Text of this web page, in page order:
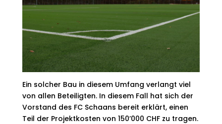
Ein solcher Bau in diesem Umfang verlangt viel
von allen Beteiligten. In diesem Fall hat sich der
Vorstand des FC Schaans bereit erklärt, einen
Teil der Projektkosten von 150’000 CHF zu tragen.